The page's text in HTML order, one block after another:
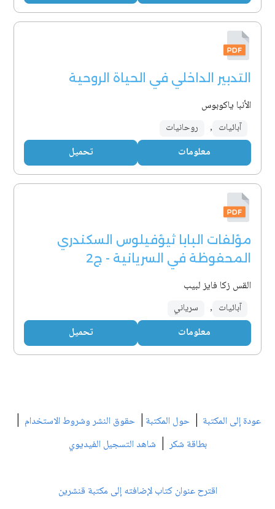
التدبير الداخلي في الحياة الروحية
الأنبا ياكوبوس
آبائيات , روحانيات
معلومات تحميل
مؤلفات البابا ثيؤفيلوس السكندري
المحفوظة في السريانية - ج2
القس زكا فايز لبيب
آبائيات , سرياني
معلومات تحميل
عودة إلى المكتبة | حول المكتبة | حقوق النشر وشروط الاستخدام |
بطاقة شكر| شاهد التسجيل الفيديوي
اقترح عنوان كتاب لإضافته إلى مكتبة قنشرين